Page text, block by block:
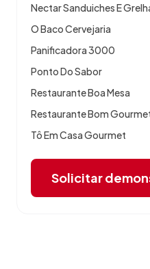
Nectar Sanduiches E
O Baco Cervejaria
Panificadora 3000
Ponto Do Sabor
Restaurante Boa Mesa
Restaurante Bom
Tô Em Casa Gourmet
Solicitar